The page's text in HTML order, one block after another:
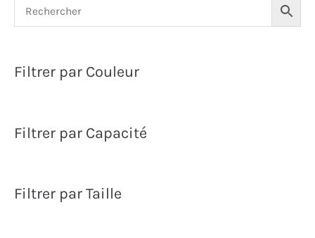
Filtrer par Couleur
Filtrer par Capacité
Filtrer par Taille